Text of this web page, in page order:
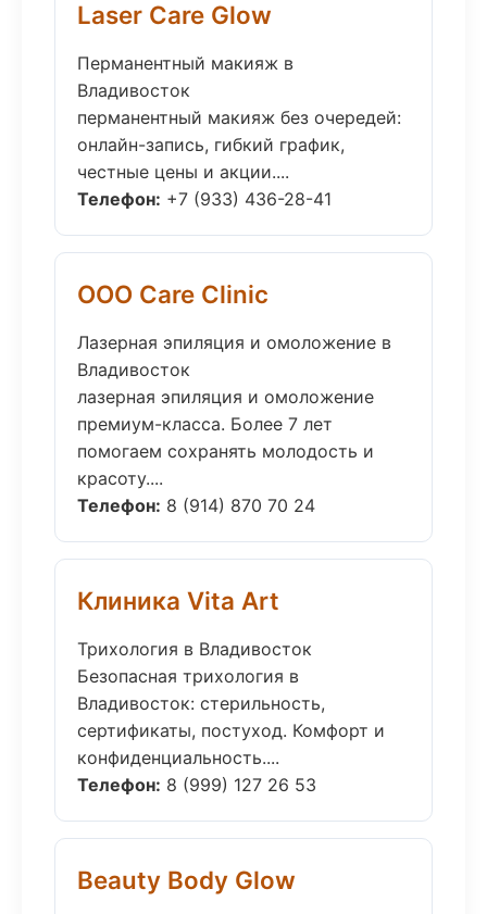
Laser Care Glow
Перманентный макияж в
Владивосток
перманентный макияж без очередей:
онлайн-запись, гибкий график,
честные цены и акции....
Телефон: +7 (933) 436-28-41
ООО Care Clinic
Лазерная эпиляция и омоложение в
Владивосток
лазерная эпиляция и омоложение
премиум-класса. Более 7 лет
помогаем сохранять молодость и
красоту....
Телефон: 8 (914) 870 70 24
Клиника Vita Art
Трихология в Владивосток
Безопасная трихология в
Владивосток: стерильность,
сертификаты, постуход. Комфорт и
конфиденциальность....
Телефон: 8 (999) 127 26 53
Beauty Body Glow